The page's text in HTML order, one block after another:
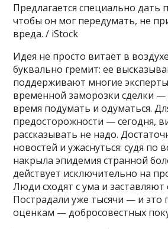
Предлагается специально дать
чтобы он мог передумать, не
вреда. / iStock
Идея не просто витает в
буквально гремит: ее
поддерживают многие
временной заморозки сделки
время подумать и одуматься.
предосторожности — сегодня,
рассказывать не надо.
новостей и ужаснуться: судя по
накрыла эпидемия странной
действует исключительно на
Люди сходят с ума и заставляют
Пострадали уже тысячи — и
оценкам — добросовестных